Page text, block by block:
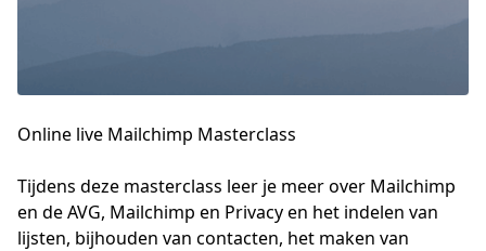
Online live Mailchimp Masterclass
Tijdens deze masterclass leer je meer over Mailchimp
en de AVG, Mailchimp en Privacy en het indelen van
lijsten, bijhouden van contacten, het maken van